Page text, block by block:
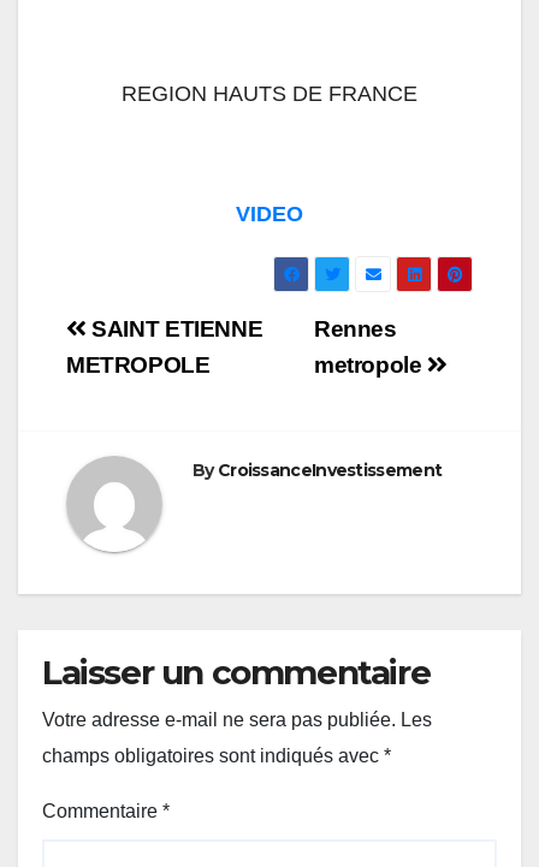
REGION HAUTS DE FRANCE
VIDEO
Navigation
de
Rennes
metropole
SAINT ETIENNE
METROPOLE
ByCroissanceInvestissement
Laisser un commentaire
Votre adresse e-mail ne sera pas publiée. Les
champs obligatoires sont indiqués avec *
Commentaire *